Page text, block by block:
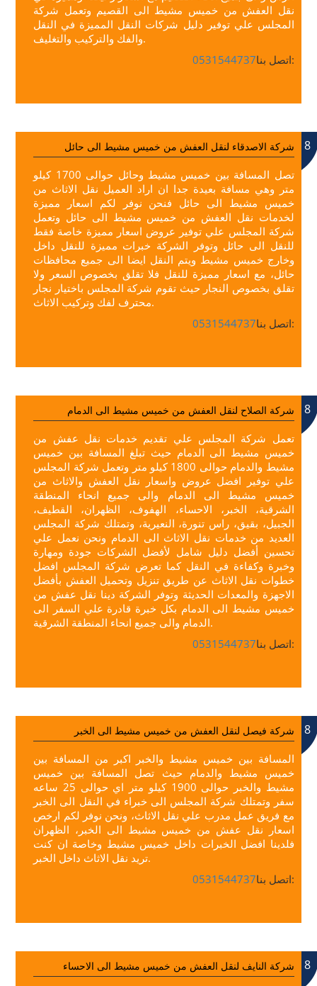
نقل العفش من خميس مشيط الى القصيم وتعمل شركة
المجلس علي توفير دليل شركات النقل المميزة في النقل
والفك والتركيب والتغليف.
0531544737
اتصل بنا:
8 شركة الاصدقاء لنقل العفش من خميس مشيط الى حائل
تصل المسافة بين خميس مشيط وحائل حوالى 1700 كيلو
متر وهي مسافة بعيدة جدا ان اراد العميل نقل الاثاث من
خميس مشيط الى حائل فنحن نوفر لكم اسعار مميزة
لخدمات نقل العفش من خميس مشيط الى حائل وتعمل
شركة المجلس علي توفير عروض اسعار مميزة خاصة فقط
للنقل الى حائل وتوفر الشركة خبرات مميزة للنقل داخل
وخارج خميس مشيط ويتم النقل ايضا الى جميع محافظات
حائل، مع اسعار مميزة للنقل فلا تقلق بخصوص السعر ولا
تقلق بخصوص النجار حيث تقوم شركة المجلس باختيار نجار
محترف لفك وتركيب الاثاث.
0531544737
اتصل بنا:
8 شركة الصلاح لنقل العفش من خميس مشيط الى الدمام
تعمل شركة المجلس علي تقديم خدمات نقل عفش من
خميس مشيط الى الدمام حيث تبلغ المسافة بين خميس
مشيط والدمام حوالى 1800 كيلو متر وتعمل شركة المجلس
علي توفير افضل عروض واسعار نقل العفش والاثاث من
خميس مشيط الى الدمام والى جميع انحاء المنطقة
الشرقية، الخبر، الاحساء، الهفوف، الظهران، القطيف،
الجبيل، بقيق، راس تنورة، النعيرية، وتمتلك شركة المجلس
العديد من خدمات نقل الاثاث الى الدمام ونحن نعمل علي
تحسين أفضل دليل شامل لأفضل الشركات جودة ومهارة
وخبرة وكفاءة في النقل كما تعرض شركة المجلس افضل
خطوات نقل الاثاث عن طريق تنزيل وتحميل العفش بأفضل
الاجهزة والمعدات الحديثة وتوفر الشركة دينا نقل عفش من
خميس مشيط الى الدمام بكل خبرة قادرة علي السفر الى
الدمام والى جميع انحاء المنطقة الشرقية.
0531544737
اتصل بنا:
8 شركة فيصل لنقل العفش من خميس مشيط الى الخبر
المسافة بين خميس مشيط والخبر اكبر من المسافة بين
خميس مشيط والدمام حيث تصل المسافة بين خميس
مشيط والخبر حوالى 1900 كيلو متر اي حوالى 25 ساعه
سفر وتمتلك شركة المجلس الى خبراء في النقل الى الخبر
مع فريق عمل مدرب علي نقل الاثاث، ونحن نوفر لكم ارخص
اسعار نقل عفش من خميس مشيط الى الخبر، الظهران
فلدينا افضل الخبرات داخل خميس مشيط وخاصة ان كنت
تريد نقل الاثاث داخل الخبر.
0531544737
اتصل بنا:
8 شركة النايف لنقل العفش من خميس مشيط الى الاحساء